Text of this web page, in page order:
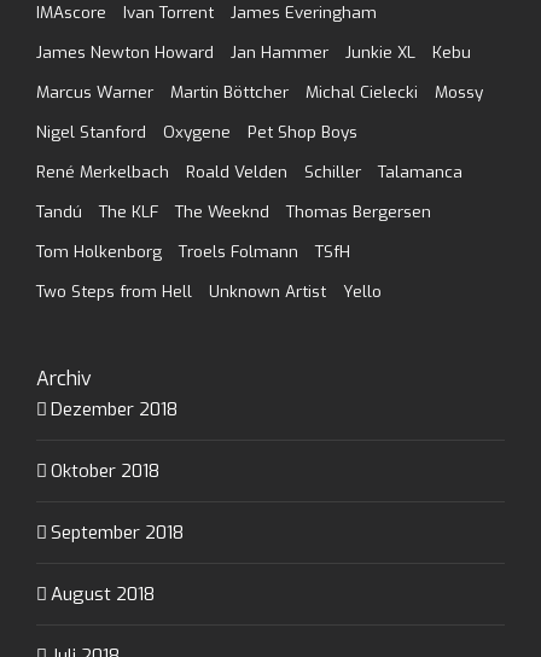
IMAscore
Ivan Torrent
James Everingham
James Newton Howard
Jan Hammer Junkie XL
Kebu
Marcus Warner
Martin Böttcher Michal Cielecki
Mossy
Nigel Stanford
Oxygene
Pet Shop Boys
René Merkelbach
Roald Velden Schiller
Talamanca
Tandú
The KLF The Weeknd
Thomas Bergersen
Tom Holkenborg
Troels Folmann
TSfH
Two Steps from Hell
Unknown Artist Yello
Archiv
Dezember 2018
Oktober 2018
September 2018
August 2018